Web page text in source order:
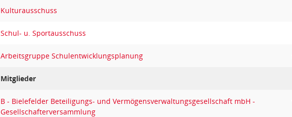
Kulturausschuss
Schul- u. Sportausschuss
Arbeitsgruppe Schulentwicklungsplanung
Mitglieder
B - Bielefelder Beteiligungs- und Vermögensverwaltungsgesellschaft mbH -
Gesellschafterversammlung